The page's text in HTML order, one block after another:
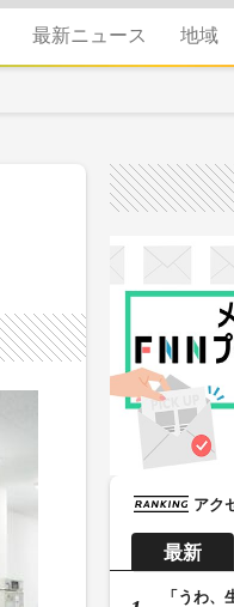
最新ニュース 地域
アク
最新
「うわ、